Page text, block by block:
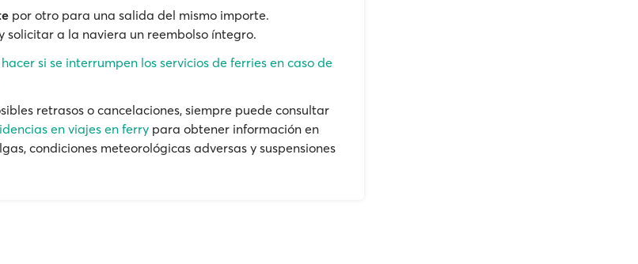
por otro para una salida del mismo importe.
solicitar a la naviera un reembolso íntegro.
si se interrumpen los servicios de ferries en caso de
retrasos o cancelaciones, siempre puede consultar
en viajes en ferry para obtener información en
condiciones meteorológicas adversas y suspensiones